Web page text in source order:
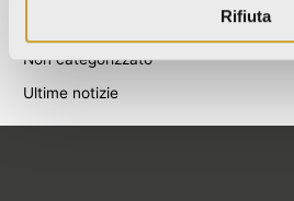
Rifiuta
Non categorizzato
Ultime notizie